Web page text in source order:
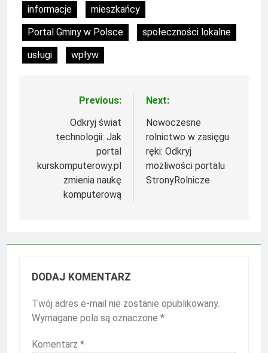
informacje
mieszkańcy
Portal Gminy w Polsce
społeczności lokalne
usługi
wpływ
NawigacjaPrevious:
Odkryj świat
technologii: Jak
portal
kurskomputerowy.pl
zmienia naukę
komputerową
Next:
Nowoczesne
rolnictwo w zasięgu
ręki: Odkryj
możliwości portalu
StronyRolnicze
DODAJ KOMENTARZ
Twój adres e-mail nie zostanie opublikowany.
Wymagane pola są oznaczone *
Komentarz *